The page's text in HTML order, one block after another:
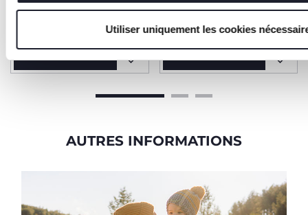
Utiliser uniquement les cookies
Size (125-150 cm)
AUTRES INFORMATIONS